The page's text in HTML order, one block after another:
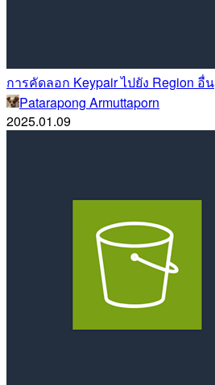
การคัดลอก Keypair ไปยัง Region อื่น
Patarapong Armuttaporn
2025.01.09